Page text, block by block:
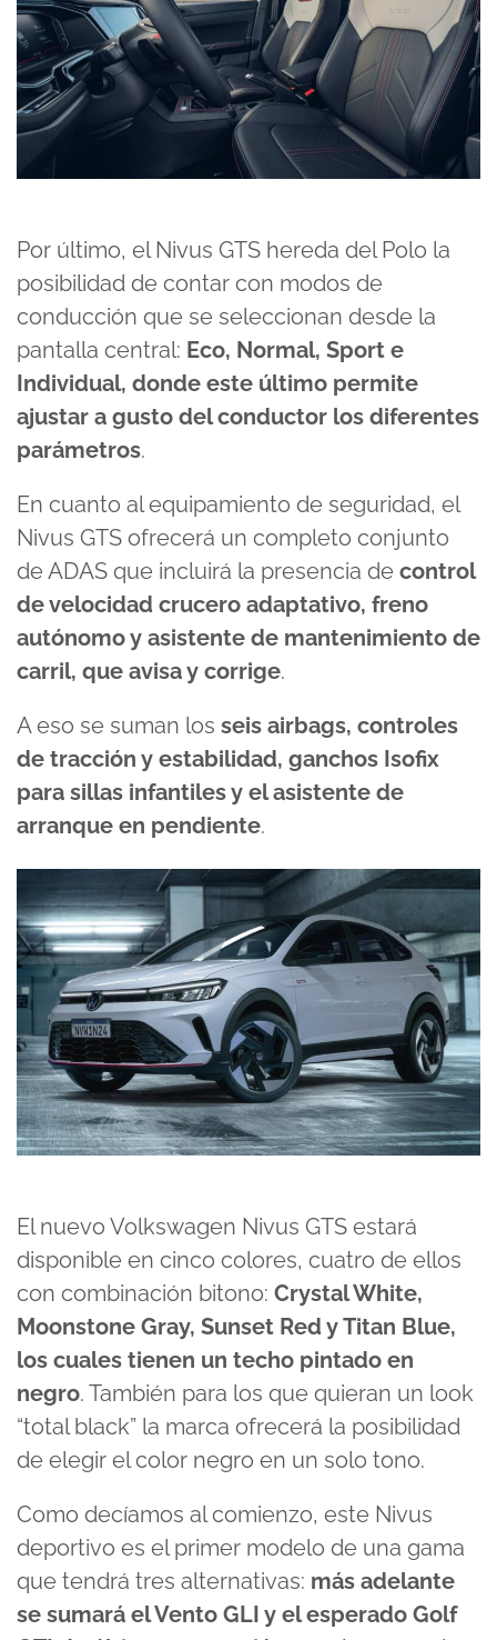
Por último, el Nivus GTS hereda del Polo la
posibilidad de contar con modos de
conducción que se seleccionan desde la
pantalla central: Eco, Normal, Sport e
Individual, donde este último permite
ajustar a gusto del conductor los diferentes
parámetros.
En cuanto al equipamiento de seguridad, el
Nivus GTS ofrecerá un completo conjunto
de ADAS que incluirá la presencia de control
de velocidad crucero adaptativo, freno
autónomo y asistente de mantenimiento de
carril, que avisa y corrige.
A eso se suman los seis airbags, controles
de tracción y estabilidad, ganchos Isofix
para sillas infantiles y el asistente de
arranque en pendiente.
El nuevo Volkswagen Nivus GTS estará
disponible en cinco colores, cuatro de ellos
con combinación bitono: Crystal White,
Moonstone Gray, Sunset Red y Titan Blue,
los cuales tienen un techo pintado en
negro. También para los que quieran un look
“total black” la marca ofrecerá la posibilidad
de elegir el color negro en un solo tono.
Como decíamos al comienzo, este Nivus
deportivo es el primer modelo de una gama
que tendrá tres alternativas: más adelante
se sumará el Vento GLI y el esperado Golf